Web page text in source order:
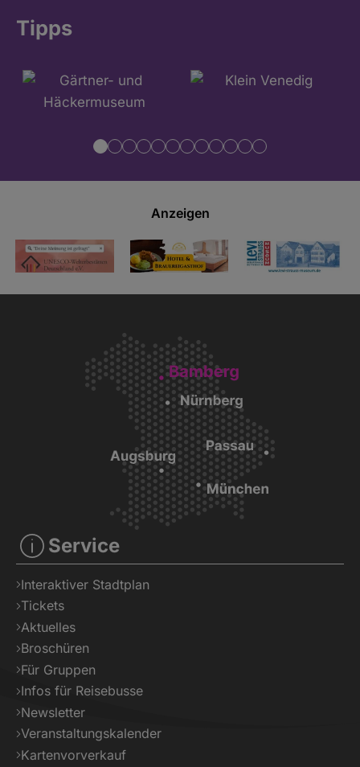
Tipps
Anzeigen
Service
Interaktiver Stadtplan
Tickets
Aktuelles
Broschüren
Für Gruppen
Infos für Reisebusse
Newsletter
Veranstaltungskalender
Kartenvorverkauf